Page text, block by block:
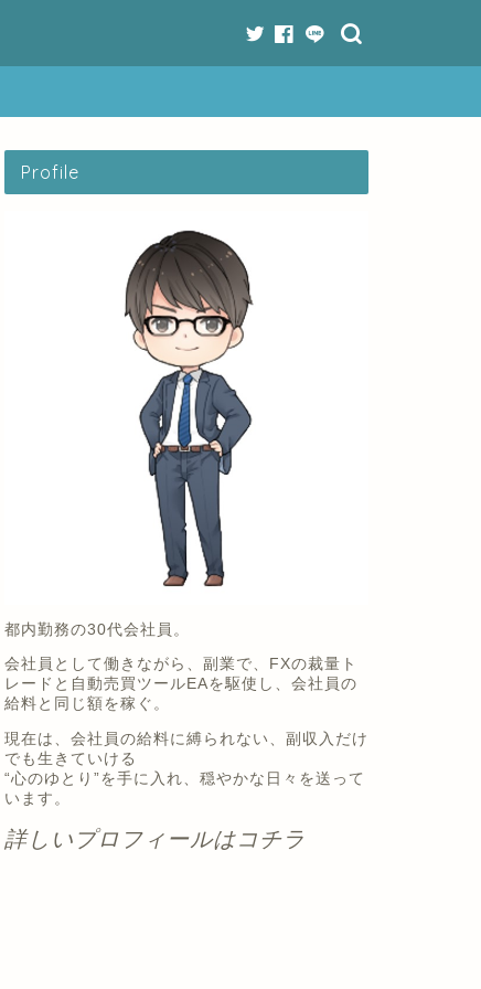
Profile
都内勤務の30代会社員。
会社員として働きながら、副業で、FXの裁量ト
レードと自動売買ツールEAを駆使し、会社員の
給料と同じ額を稼ぐ。
現在は、会社員の給料に縛られない、副収入だけ
でも生きていける
“心のゆとり”を手に入れ、穏やかな日々を送って
います。
詳しいプロフィールはコチラ